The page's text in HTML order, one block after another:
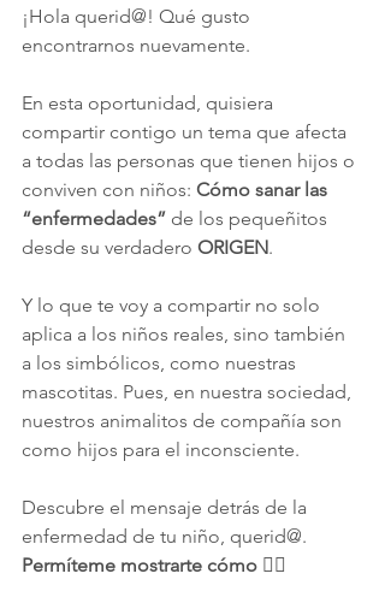
¡Hola querid@! Qué gusto
encontrarnos nuevamente.
En esta oportunidad, quisiera
compartir contigo un tema que afecta
a todas las personas que tienen hijos o
conviven con niños: Cómo sanar las
“enfermedades” de los pequeñitos
desde su verdadero ORIGEN.
Y lo que te voy a compartir no solo
aplica a los niños reales, sino también
a los simbólicos, como nuestras
mascotitas. Pues, en nuestra sociedad,
nuestros animalitos de compañía son
como hijos para el inconsciente.
Descubre el mensaje detrás de la
enfermedad de tu niño, querid@.
Permíteme mostrarte cómo 👇🏻